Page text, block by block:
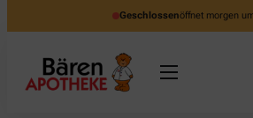
Geschlossenöffnet morgen